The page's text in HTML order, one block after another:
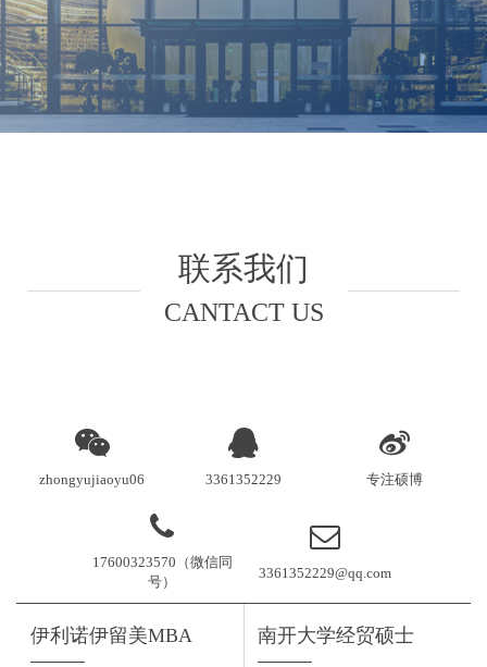
联系我们
CANTACT US
zhongyujiaoyu06 3361352229 专注硕博
17600323570（微信同
号）
3361352229@qq.com
伊利诺伊留美MBA 南开大学经贸硕士